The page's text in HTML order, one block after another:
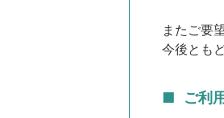
またご要
今後とも
ご利